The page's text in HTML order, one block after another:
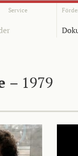
Service
– 1979